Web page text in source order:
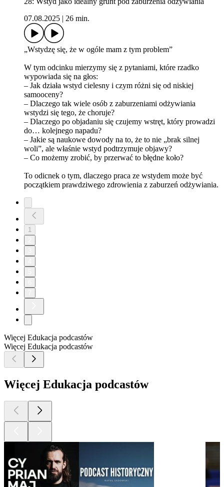
07.08.2025 | 26 min.
„Wstydzę się, że w ogóle mam z tym problem”
W tym odcinku mierzymy się z pytaniami, które rzadko
wypowiada się na głos:
– Jak działa wstyd cielesny i czym różni się od niskiej
samooceny?
– Dlaczego tak wiele osób z zaburzeniami odżywiania
wstydzi się tego, że choruje?
– Dlaczego po objadaniu się czujemy wstręt, który prowadzi
do… kolejnego napadu?
– Jakie są naukowe dowody na to, że to nie „brak silnej
woli”, ale właśnie wstyd podtrzymuje objawy?
– Co możemy zrobić, by przerwać to błędne koło?
To odicnek o tym, dlaczego praca ze wstydem może być
początkiem prawdziwego zdrowienia z zaburzeń odżywiania.
1
Więcej Edukacja podcastów
Więcej Edukacja podcastów
Więcej Edukacja podcastów